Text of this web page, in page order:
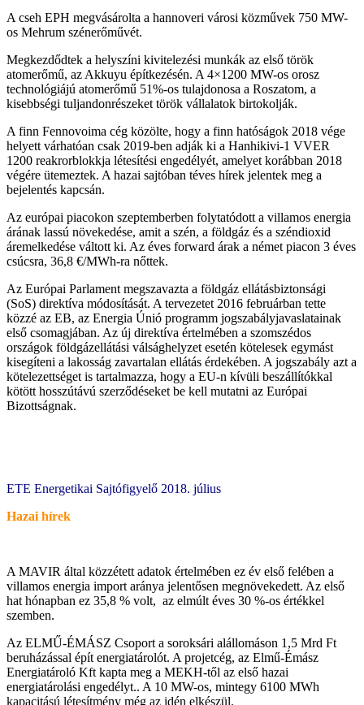
A cseh EPH megvásárolta a hannoveri városi közművek 750 MW-
os Mehrum szénerőművét.
Megkezdődtek a helyszíni kivitelezési munkák az első török
atomerőmű, az Akkuyu építkezésén. A 4×1200 MW-os orosz
technológiájú atomerőmű 51%-os tulajdonosa a Roszatom, a
kisebbségi tuljandonrészeket török vállalatok birtokolják.
A finn Fennovoima cég közölte, hogy a finn hatóságok 2018 vége
helyett várhatóan csak 2019-ben adják ki a Hanhikivi-1 VVER
1200 reakrorblokkja létesítési engedélyét, amelyet korábban 2018
végére ütemeztek. A hazai sajtóban téves hírek jelentek meg a
bejelentés kapcsán.
Az európai piacokon szeptemberben folytatódott a villamos energia
árának lassú növekedése, amit a szén, a földgáz és a széndioxid
áremelkedése váltott ki. Az éves forward árak a német piacon 3 éves
csúcsra, 36,8 €/MWh-ra nőttek.
Az Európai Parlament megszavazta a földgáz ellátásbiztonsági
(SoS) direktíva módosítását. A tervezetet 2016 februárban tette
közzé az EB, az Energia Únió programm jogszabályjavaslatainak
első csomagjában. Az új direktíva értelmében a szomszédos
országok földgázellátási válsághelyzet esetén kötelesek egymást
kisegíteni a lakosság zavartalan ellátás érdekében. A jogszabály azt a
kötelezettséget is tartalmazza, hogy a EU-n kívüli beszállítókkal
kötött hosszútávú szerződéseket be kell mutatni az Európai
Bizottságnak.
ETE Energetikai Sajtófigyelő 2018. július
Hazai hírek
A MAVIR által közzétett adatok értelmében ez év első felében a
villamos energia import aránya jelentősen megnövekedett. Az első
hat hónapban ez 35,8 % volt, az elmúlt éves 30 %-os értékkel
szemben.
Az ELMŰ-ÉMÁSZ Csoport a soroksári alállomáson 1,5 Mrd Ft
beruházással épít energiatárolót. A projetcég, az Elmű-Émász
Energiatároló Kft kapta meg a MEKH-től az első hazai
energiatárolási engedélyt.. A 10 MW-os, mintegy 6100 MWh
kapacitású létesítmény még az idén elkészül.